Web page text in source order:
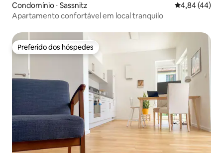
Condomínio ⋅ Sassnitz 4,84 de uma
4,84 (44)
Apartamento confortável em local tranquilo
Preferido dos hóspedes
Preferido dos hóspedes